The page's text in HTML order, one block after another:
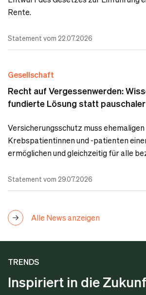
Rente.
Statement vom 22.07.2026
Gesellschaft
Recht auf Vergessenwerden:
fundierte Lösung statt
Versicherungsschutz muss ehemaligen
Krebspatientinnen und -patienten
ermöglichen und gleichzeitig für alle
Statement vom 29.07.2026
Alle News anzeigen
TRENDS
Inspiriert in die